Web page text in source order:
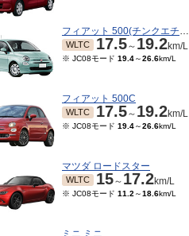
フィアット 500(チンクエチェント)
WLTC 17.5～ 19.2km/L
※ JC08モード 19.4～26.6km/L
フィアット 500C
WLTC 17.5～ 19.2km/L
※ JC08モード 19.4～26.6km/L
マツダ ロードスター
WLTC 15～ 17.2km/L
※ JC08モード 11.2 ～18.6km/L
ミニ ミニ